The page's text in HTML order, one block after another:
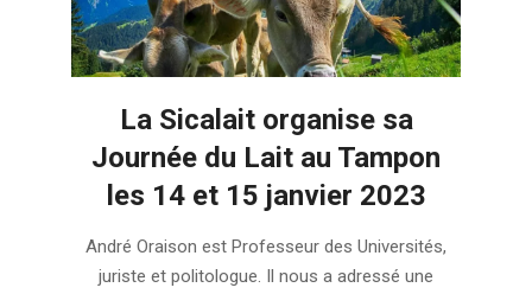
La Sicalait organise sa
Journée du Lait au Tampon
les 14 et 15 janvier 2023
01-
André Oraison est Professeur des Universités,
juriste et politologue. Il nous a adressé une